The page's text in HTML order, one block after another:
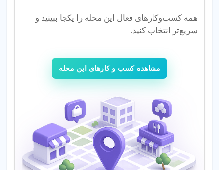
همه کسب‌وکارهای فعال این محله را یکجا ببینید و
سریع‌تر انتخاب کنید.
مشاهده کسب و کارهای این محله